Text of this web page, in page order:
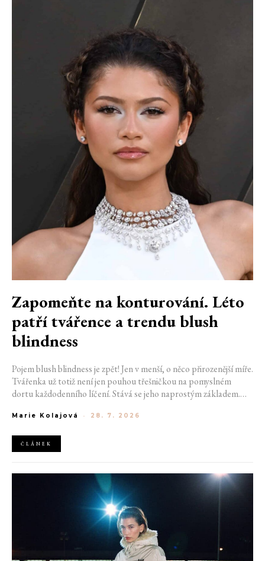
Zapomeňte na konturování. Léto
patří tvářence a trendu blush
blindness
Pojem blush blindness je zpět! Jen v menší, o něco přirozenější míře.
Tvářenka už totiž není jen pouhou třešničkou na pomyslném
dortu každodenního líčení. Stává se jeho naprostým základem.
kterou žádný jiný produkt napodobit neumí. Termín kdysi
trendem.
Marie Kolajová - 28. 7. 2026
ČLÁNEK